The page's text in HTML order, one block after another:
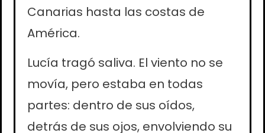
Canarias hasta las costas de
América.
Lucía tragó saliva. El viento no se
movía, pero estaba en todas
partes: dentro de sus oídos,
detrás de sus ojos, envolviendo su